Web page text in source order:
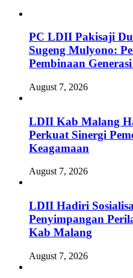
PC LDII Pakisaji
Sugeng Mulyono:
Pembinaan
August 7, 2026
LDII Kab Malang
Perkuat Sinergi
Keagamaan
August 7, 2026
LDII Hadiri
Penyimpangan
Kab Malang
August 7, 2026